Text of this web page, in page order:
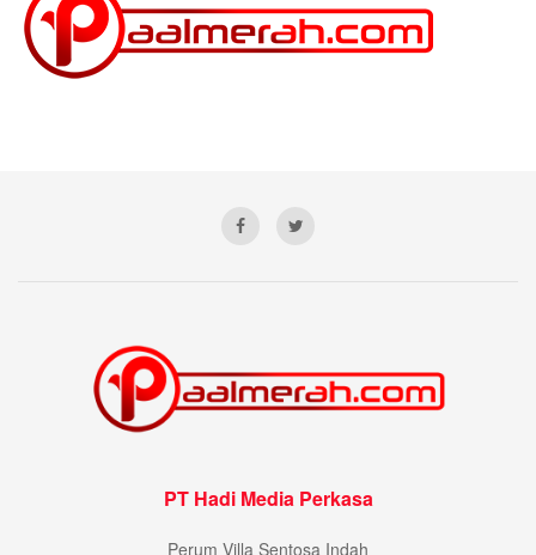
PT Hadi Media Perkasa
Perum Villa Sentosa Indah